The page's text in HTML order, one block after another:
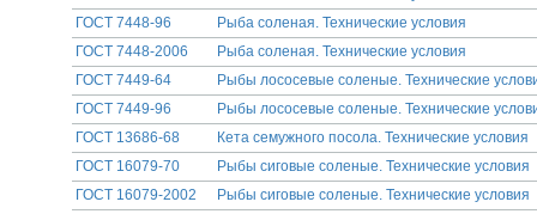
ГОСТ 7448-96
Рыба соленая. Технические условия
ГОСТ 7448-2006
Рыба соленая. Технические условия
ГОСТ 7449-64
Рыбы лососевые соленые. Технические
ГОСТ 7449-96
Рыбы лососевые соленые. Технические
ГОСТ 13686-68
Кета семужного посола. Технические условия
ГОСТ 16079-70
Рыбы сиговые соленые. Технические условия
ГОСТ 16079-2002
Рыбы сиговые соленые. Технические условия